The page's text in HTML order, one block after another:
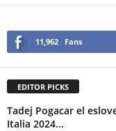
11,962 Fans
EDITOR PICKS
Tadej Pogacar el
Italia 2024...